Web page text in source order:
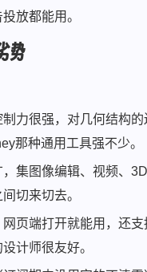
放都能用。
势
力很强，对几何结构
那种通用工具强不少。
集图像编辑、视频、
切来切去。
页端打开就能用，还
计师很友好。